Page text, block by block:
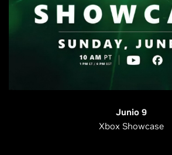
Junio 9
Xbox Showcase